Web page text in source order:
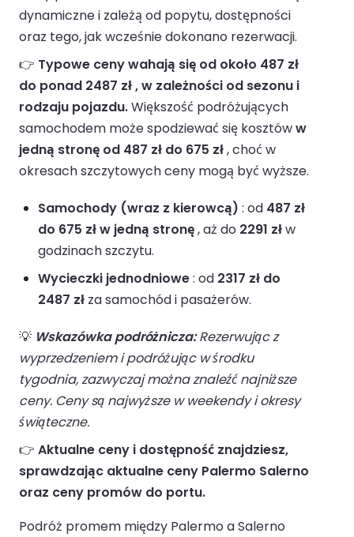
dynamiczne i zależą od popytu, dostępności
oraz tego, jak wcześnie dokonano rezerwacji.
👉 Typowe ceny wahają się od około 487 zł
do ponad 2487 zł , w zależności od sezonu i
rodzaju pojazdu.Większość podróżujących
samochodem może spodziewać się kosztóww
jedną stronę od 487 zł do 675 zł, choć w
okresach szczytowych ceny mogą być wyższe.
Samochody (wraz z kierowcą) : od 487 zł
do 675 zł w jedną stronę, aż do 2291 złw
godzinach szczytu.
Wycieczki jednodniowe: od 2317 zł do
2487 zł za samochód i pasażerów.
💡 Wskazówka podróżnicza:Rezerwując z
wyprzedzeniem i podróżując w środku
tygodnia, zazwyczaj można znaleźć najniższe
ceny. Ceny są najwyższe w weekendy i okresy
świąteczne.
👉 Aktualne ceny i dostępność znajdziesz,
sprawdzając aktualne ceny Palermo Salerno
oraz ceny promów do portu.
Podróż promem między Palermo a Salerno